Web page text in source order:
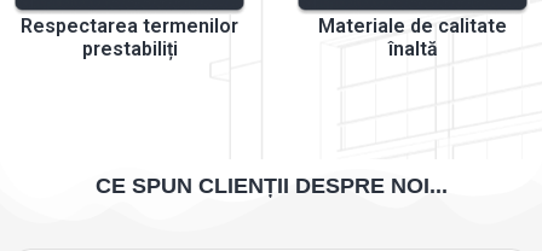
Respectarea termenilor
prestabiliți
Materiale de calitate
înaltă
CE SPUN CLIENȚII DESPRE NOI...